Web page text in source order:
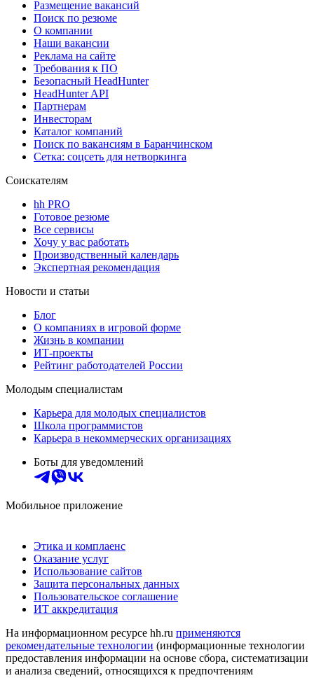
Размещение вакансий
Поиск по резюме
О компании
Наши вакансии
Реклама на сайте
Требования к ПО
Безопасный HeadHunter
HeadHunter API
Партнерам
Инвесторам
Каталог компаний
Поиск по вакансиям в Баранчинском
Сетка: соцсеть для нетворкинга
Соискателям
hh PRO
Готовое резюме
Все сервисы
Хочу у вас работать
Производственный календарь
Экспертная рекомендация
Новости и статьи
Блог
О компаниях в игровой форме
Жизнь в компании
ИТ-проекты
Рейтинг работодателей России
Молодым специалистам
Карьера для молодых специалистов
Школа программистов
Карьера в некоммерческих организациях
Боты для уведомлений
Мобильное приложение
Этика и комплаенс
Оказание услуг
Использование сайтов
Защита персональных данных
Пользовательское соглашение
ИТ аккредитация
На информационном ресурсе hh.ru применяются
рекомендательные технологии (информационные технологии
предоставления информации на основе сбора, систематизации
и анализа сведений, относящихся к предпочтениям